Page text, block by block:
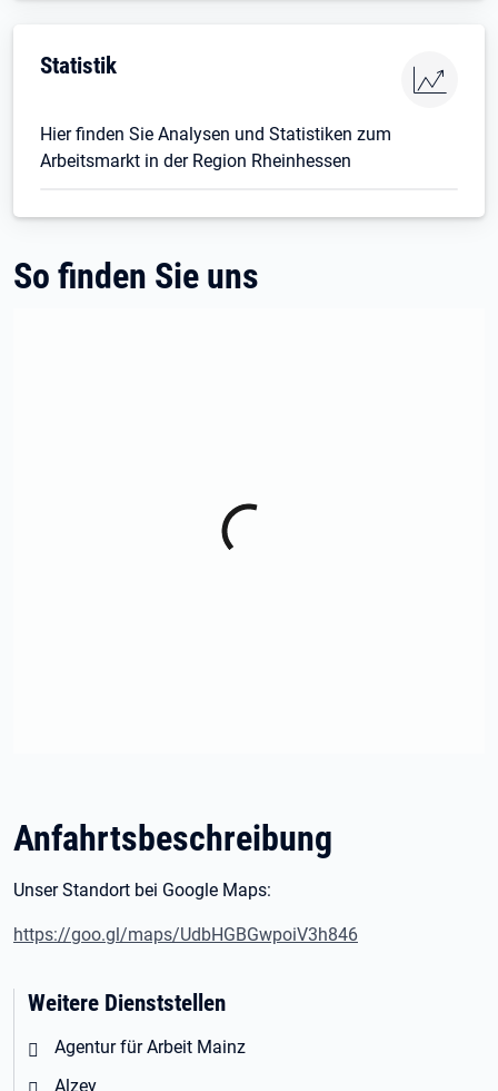
Statistik
Hier finden Sie Analysen und Statistiken zum
Arbeitsmarkt in der Region Rheinhessen
So finden Sie uns
Anfahrtsbeschreibung
Unser Standort bei Google Maps:
https://goo.gl/maps/UdbHGBGwpoiV3h846
Weitere Dienststellen
Agentur für Arbeit Mainz
Alzey